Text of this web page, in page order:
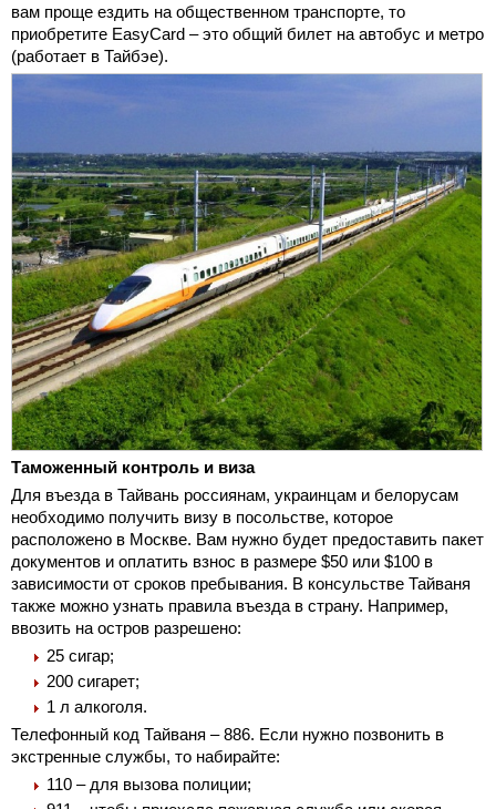
вам проще ездить на общественном транспорте, то
приобретите EasyCard – это общий билет на автобус и метро
(работает в Тайбэе).
Таможенный контроль и виза
Для въезда в Тайвань россиянам, украинцам и белорусам
необходимо получить визу в посольстве, которое
расположено в Москве. Вам нужно будет предоставить пакет
документов и оплатить взнос в размере $50 или $100 в
зависимости от сроков пребывания. В консульстве Тайваня
также можно узнать правила въезда в страну. Например,
ввозить на остров разрешено:
25 сигар;
200 сигарет;
1 л алкоголя.
Телефонный код Тайваня – 886. Если нужно позвонить в
экстренные службы, то набирайте:
110 – для вызова полиции;